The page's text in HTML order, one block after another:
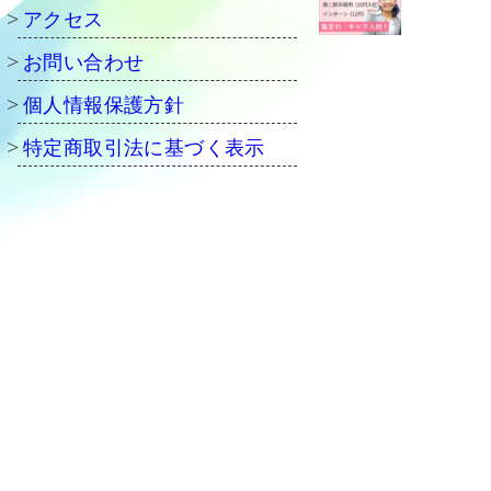
アクセス
お問い合わせ
個人情報保護方針
特定商取引法に基づく表示